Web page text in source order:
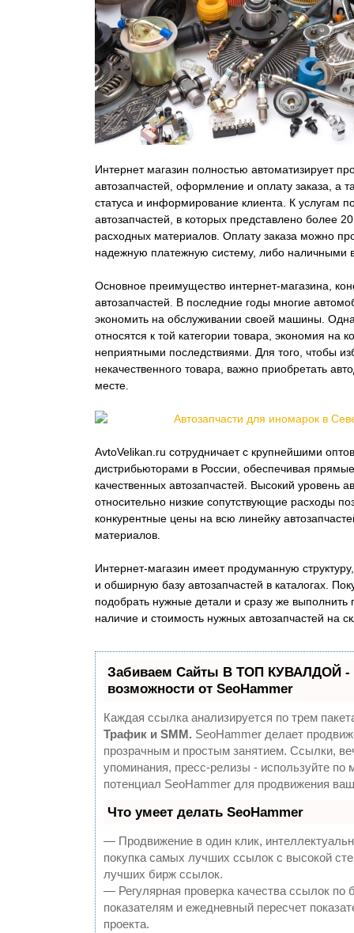
Интернет магазин полностью автоматизирует
автозапчастей, оформление и оплату заказа, а
статуса и информирование клиента. К услугам
автозапчастей, в которых представлено более
расходных материалов. Оплату заказа можно
надежную платежную систему, либо наличными
Основное преимущество интернет-магазина,
автозапчастей. В последние годы многие
экономить на обслуживании своей машины.
относятся к той категории товара, экономия на
неприятными последствиями. Для того, чтобы
некачественного товара, важно приобретать
месте.
AvtoVelikan.ru сотрудничает с крупнейшими
дистрибьюторами в России, обеспечивая
качественных автозапчастей. Высокий уровень
относительно низкие сопутствующие расходы
конкурентные цены на всю линейку
материалов.
Интернет-магазин имеет продуманную
и обширную базу автозапчастей в каталогах.
подобрать нужные детали и сразу же выполнить
наличие и стоимость нужных автозапчастей на
Забиваем Сайты В ТОП КУВАЛДОЙ -
возможности от SeoHammer
Каждая ссылка анализируется по трем
Трафик и SMM. SeoHammer делает
прозрачным и простым занятием. Ссылки,
упоминания, пресс-релизы - используйте по
потенциал SeoHammer для продвижения
Что умеет делать SeoHammer
— Продвижение в один клик,
покупка самых лучших ссылок с высокой
лучших бирж ссылок.
— Регулярная проверка качества ссылок по
показателям и ежедневный пересчет
проекта.